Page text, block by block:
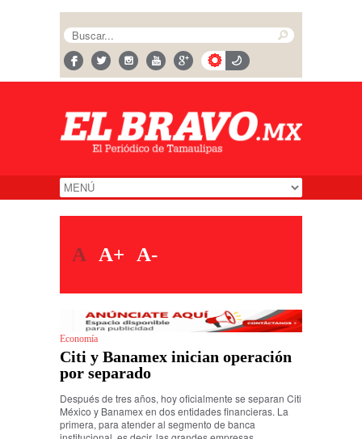
A A+ A-
Economía
Citi y Banamex inician operación
por separado
Después de tres años, hoy oficialmente se separan Citi
México y Banamex en dos entidades financieras. La
primera, para atender al segmento de banca